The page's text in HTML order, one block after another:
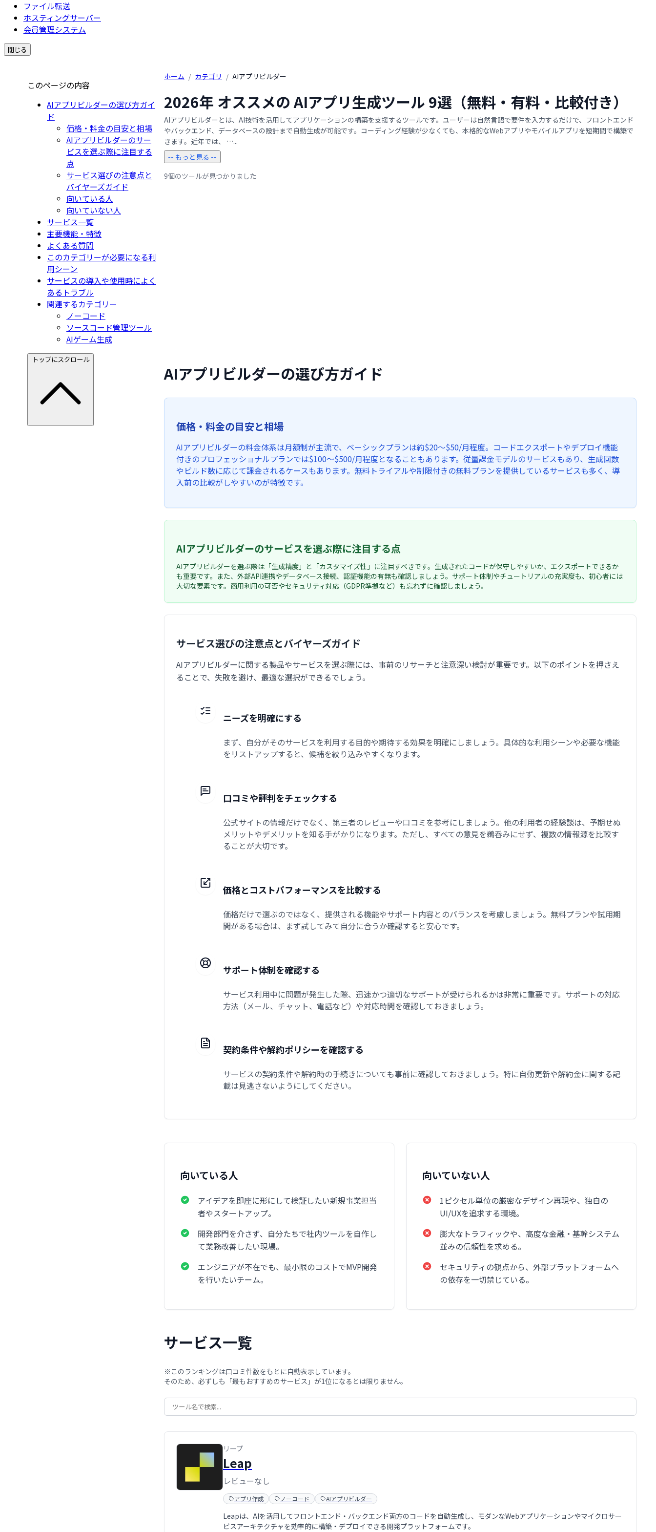
ファイル転送
ホスティングサーバー
会員管理システム
閉じる
このページの内容
AIアプリビルダーの選び方ガイ
ド
価格・料金の目安と相場
AIアプリビルダーのサー
ビスを選ぶ際に注目する
点
サービス選びの注意点と
バイヤーズガイド
向いている人
向いていない人
サービス一覧
主要機能・特徴
よくある質問
このカテゴリーが必要になる利
用シーン
サービスの導入や使用時によく
あるトラブル
関連するカテゴリー
ノーコード
ソースコード管理ツール
AIゲーム生成
トップにスクロール
ホーム / カテゴリ / AIアプリビルダー
2026年 オススメの AIアプリ生成ツール 9選（無料・有料・比較付き）
AIアプリビルダーとは、AI技術を活用してアプリケーションの構築を支援するツールです。ユーザーは自然言語で要件を入力するだけで、フロントエンド
やバックエンド、データベースの設計まで自動生成が可能です。コーディング経験が少なくても、本格的なWebアプリやモバイルアプリを短期間で構築で
きます。近年では、 …...
-- もっと見る --
9個のツールが見つかりました
AIアプリビルダーの選び方ガイド
価格・料金の目安と相場
AIアプリビルダーの料金体系は月額制が主流で、ベーシックプランは約$20〜$50/月程度。コードエクスポートやデプロイ機能
付きのプロフェッショナルプランでは$100〜$500/月程度となることもあります。従量課金モデルのサービスもあり、生成回数
やビルド数に応じて課金されるケースもあります。無料トライアルや制限付きの無料プランを提供しているサービスも多く、導
入前の比較がしやすいのが特徴です。
AIアプリビルダーのサービスを選ぶ際に注目する点
AIアプリビルダーを選ぶ際は「生成精度」と「カスタマイズ性」に注目すべきです。生成されたコードが保守しやすいか、エクスポートできるか
も重要です。また、外部API連携やデータベース接続、認証機能の有無も確認しましょう。サポート体制やチュートリアルの充実度も、初心者には
大切な要素です。商用利用の可否やセキュリティ対応（GDPR準拠など）も忘れずに確認しましょう。
サービス選びの注意点とバイヤーズガイド
AIアプリビルダーに関する製品やサービスを選ぶ際には、事前のリサーチと注意深い検討が重要です。以下のポイントを押さえ
ることで、失敗を避け、最適な選択ができるでしょう。
ニーズを明確にする
まず、自分がそのサービスを利用する目的や期待する効果を明確にしましょう。具体的な利用シーンや必要な機能
をリストアップすると、候補を絞り込みやすくなります。
口コミや評判をチェックする
公式サイトの情報だけでなく、第三者のレビューや口コミを参考にしましょう。他の利用者の経験談は、予期せぬ
メリットやデメリットを知る手がかりになります。ただし、すべての意見を鵜呑みにせず、複数の情報源を比較す
ることが大切です。
価格とコストパフォーマンスを比較する
価格だけで選ぶのではなく、提供される機能やサポート内容とのバランスを考慮しましょう。無料プランや試用期
間がある場合は、まず試してみて自分に合うか確認すると安心です。
サポート体制を確認する
サービス利用中に問題が発生した際、迅速かつ適切なサポートが受けられるかは非常に重要です。サポートの対応
方法（メール、チャット、電話など）や対応時間を確認しておきましょう。
契約条件や解約ポリシーを確認する
サービスの契約条件や解約時の手続きについても事前に確認しておきましょう。特に自動更新や解約金に関する記
載は見逃さないようにしてください。
向いている人
アイデアを即座に形にして検証したい新規事業担当
者やスタートアップ。
開発部門を介さず、自分たちで社内ツールを自作し
て業務改善したい現場。
エンジニアが不在でも、最小限のコストでMVP開発
を行いたいチーム。
向いていない人
1ピクセル単位の厳密なデザイン再現や、独自の
UI/UXを追求する環境。
膨大なトラフィックや、高度な金融・基幹システム
並みの信頼性を求める。
セキュリティの観点から、外部プラットフォームへ
の依存を一切禁じている。
サービス一覧
※このランキングは口コミ件数をもとに自動表示しています。
そのため、必ずしも「最もおすすめのサービス」が1位になるとは限りません。
リープ
Leap
レビューなし
アプリ作成 ノーコード AIアプリビルダー
Leapは、AIを活用してフロントエンド・バックエンド両方のコードを自動生成し、モダンなWebアプリケーションやマイクロサー
ビスアーキテクチャを効率的に構築・デプロイできる開発プラットフォームです。